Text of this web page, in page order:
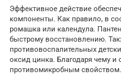
Эффективное действие
компоненты. Как правило, в
ромашка или календула.
быстрому восстановлению.
противовоспалительных
оксид цинка. Благодаря чему и
противомикробным свойством.